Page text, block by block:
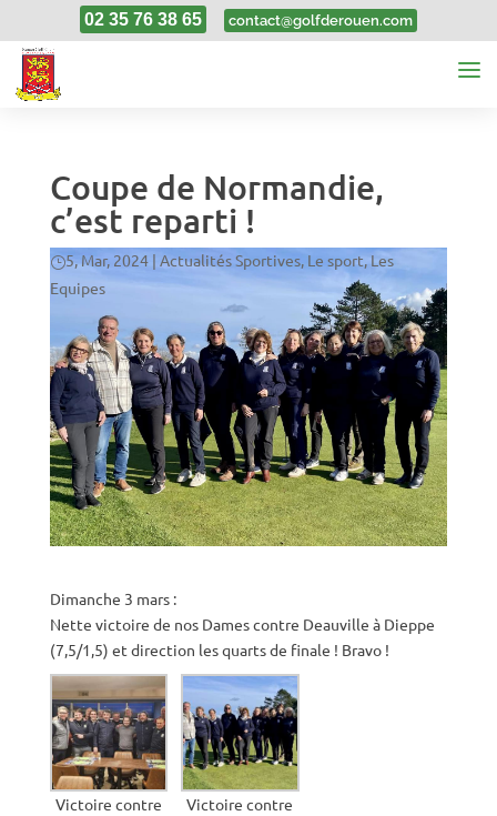
02 35 76 38 65 contact@golfderouen.com
Coupe de Normandie,
c’est reparti !
5, Mar, 2024| Actualités Sportives, Le sport,Les
Equipes
Dimanche 3 mars :
Nette victoire de nos Dames contre Deauville à Dieppe
(7,5/1,5) et direction les quarts de finale ! Bravo !
Victoire contre
Victoire contre